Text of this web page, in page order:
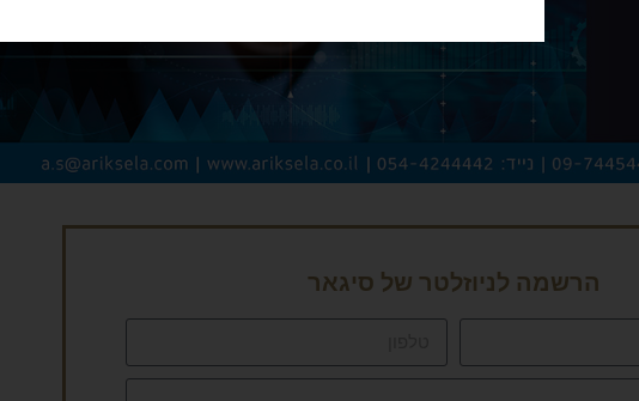
הרשמה לניוזלטר של סיגאר